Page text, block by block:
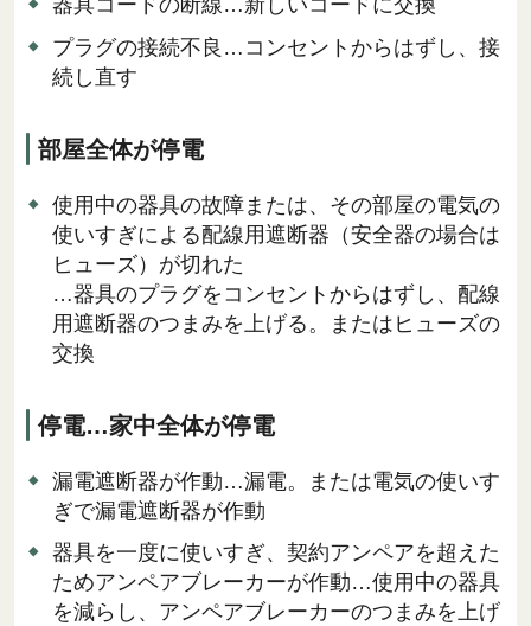
プラグの接続不良…コンセントからはずし、接
続し直す
部屋全体が停電
使用中の器具の故障または、その部屋の電気の
使いすぎによる配線用遮断器（安全器の場合は
ヒューズ）が切れた
…器具のプラグをコンセントからはずし、配線
用遮断器のつまみを上げる。またはヒューズの
交換
停電…家中全体が停電
漏電遮断器が作動…漏電。または電気の使いす
ぎで漏電遮断器が作動
器具を一度に使いすぎ、契約アンペアを超えた
ためアンペアブレーカーが作動…使用中の器具
を減らし、アンペアブレーカーのつまみを上げ